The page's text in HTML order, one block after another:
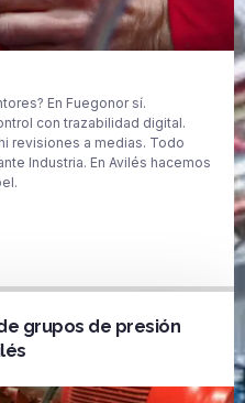
En Fuegonor sí.
con trazabilidad digital.
revisiones a medias. Todo
Industria. En Avilés hacemos
grupos de presión